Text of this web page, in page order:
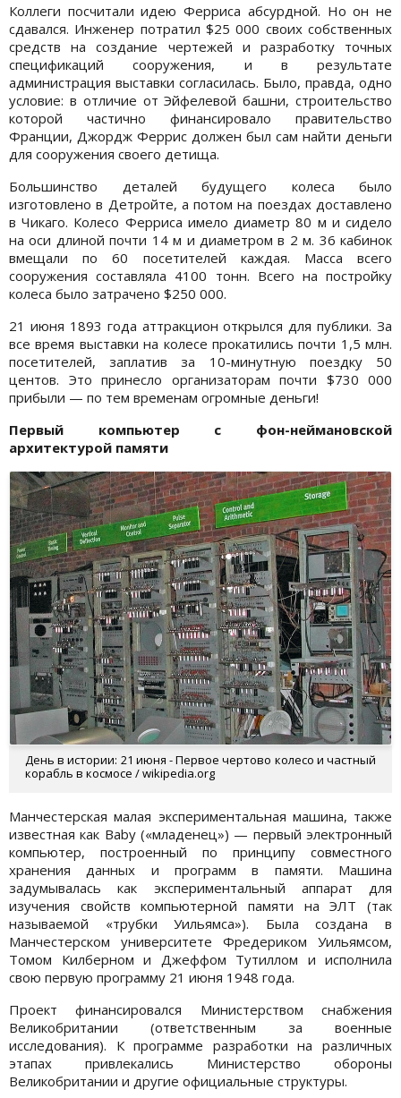
Коллеги посчитали идею Ферриса абсурдной. Но он не
сдавался. Инженер потратил $25 000 своих собственных
средств на создание чертежей и разработку точных
спецификаций сооружения, и в результате
администрация выставки согласилась. Было, правда, одно
условие: в отличие от Эйфелевой башни, строительство
которой частично финансировало правительство
Франции, Джордж Феррис должен был сам найти деньги
для сооружения своего детища.
Большинство деталей будущего колеса было
изготовлено в Детройте, а потом на поездах доставлено
в Чикаго. Колесо Ферриса имело диаметр 80 м и сидело
на оси длиной почти 14 м и диаметром в 2 м. 36 кабинок
вмещали по 60 посетителей каждая. Масса всего
сооружения составляла 4100 тонн. Всего на постройку
колеса было затрачено $250 000.
21 июня 1893 года аттракцион открылся для публики. За
все время выставки на колесе прокатились почти 1,5 млн.
посетителей, заплатив за 10-минутную поездку 50
центов. Это принесло организаторам почти $730 000
прибыли — по тем временам огромные деньги!
Первый компьютер с фон-неймановской
архитектурой памяти
День в истории: 21 июня - Первое чертово колесо и частный
корабль в космосе / wikipedia.org
Манчестерская малая экспериментальная машина, также
известная как Baby («младенец») — первый электронный
компьютер, построенный по принципу совместного
хранения данных и программ в памяти. Машина
задумывалась как экспериментальный аппарат для
изучения свойств компьютерной памяти на ЭЛТ (так
называемой «трубки Уильямса»). Была создана в
Манчестерском университете Фредериком Уильямсом,
Томом Килберном и Джеффом Тутиллом и исполнила
свою первую программу 21 июня 1948 года.
Проект финансировался Министерством снабжения
Великобритании (ответственным за военные
исследования). К программе разработки на различных
этапах привлекались Министерство обороны
Великобритании и другие официальные структуры.